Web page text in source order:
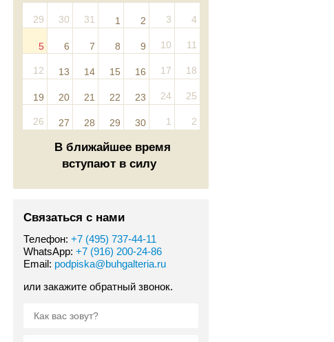
29 30 31 1 2 3 4
5 6 7 8 9 10 11
12 13 14 15 16 17 18
19 20 21 22 23 24 25
26 27 28 29 30 1 2
В ближайшее время
вступают в силу
Связаться с нами
Телефон: +7 (495) 737-44-11
WhatsApp: +7 (916) 200-24-86
Email: podpiska@buhgalteria.ru
или закажите обратный звонок.